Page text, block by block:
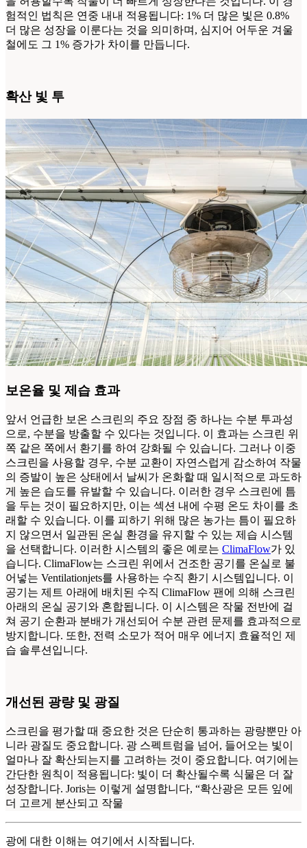
험적인 법칙은 연중 내내 적용됩니다: 1% 더 많은 빛은 0.8%
더 많은 성장을 이룬다는 것을 의미하며, 심지어 어두운 겨울
철에도 그 1% 증가가 차이를 만듭니다.
확산 빛 투
보온율 및 제습 효과
앞서 언급한 보온 스크린의 주요 장점 중 하나는 수분 투과성
으로, 수분을 방출할 수 있다는 것입니다. 이 효과는 스크린 위
쪽 같은 쪽에서 환기를 하여 강화될 수 있습니다. 그러나 이중
스크린을 사용할 경우, 수분 교환이 자연스럽게 감소하여 작물
의 증발이 높은 상태에서 날씨가 온화할 때 일시적으로 과도하
게 높은 습도를 유발할 수 있습니다. 이러한 경우 스크린에 틈
을 두는 것이 필요하지만, 이는 섹션 내에 수평 온도 차이를 초
래할 수 있습니다. 이를 피하기 위해 많은 농가는 틈이 필요하
지 않으면서 일관된 온실 환경을 유지할 수 있는 제습 시스템
을 선택합니다. 이러한 시스템의 좋은 예로는 ClimaFlow가 있
습니다. ClimaFlow는 스크린 위에서 건조한 공기를 온실로 불
어넣는 Ventilationjets를 사용하는 수직 환기 시스템입니다. 이
공기는 제트 아래에 배치된 수직 ClimaFlow 팬에 의해 스크린
아래의 온실 공기와 혼합됩니다. 이 시스템은 작물 전반에 걸
쳐 공기 순환과 분배가 개선되어 수분 관련 문제를 효과적으로
방지합니다. 또한, 전력 소모가 적어 매우 에너지 효율적인 제
습 솔루션입니다.
개선된 광량 및 광질
스크린을 평가할 때 중요한 것은 단순히 통과하는 광량뿐만 아
니라 광질도 중요합니다. 광 스펙트럼을 넘어, 들어오는 빛이
얼마나 잘 확산되는지를 고려하는 것이 중요합니다. 여기에는
간단한 원칙이 적용됩니다: 빛이 더 확산될수록 식물은 더 잘
성장합니다. Joris는 이렇게 설명합니다, “확산광은 모든 잎에
더 고르게 분산되고 작물
광에 대한 이해는 여기에서 시작됩니다.